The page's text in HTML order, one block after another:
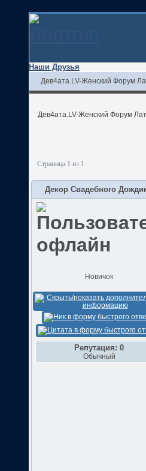
Наши Друзья
Дев4ата.LV-Женский Форум
Дев4ата.LV-Женский Форум
Страница 1 из 1
Декор Свадебного
Новичок
Репутация: 0
Обычный